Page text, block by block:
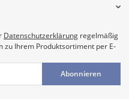
Datenschutzerklärung regelmäßig
Ihrem Produktsortiment per E-
Abonnieren